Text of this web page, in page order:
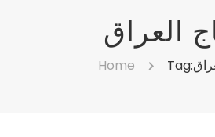
العراق
Home Tag: